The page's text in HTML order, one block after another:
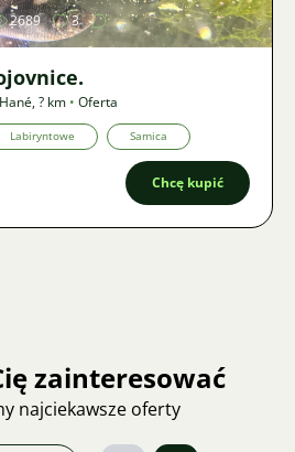
2689 3
,? km • Oferta
Labiryntowe Samica
Chcę kupić
zainteresować
najciekawsze oferty